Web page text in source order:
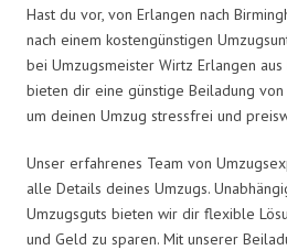
Hast du vor, von Erlangen nach
nach einem kostengünstigen
bei Umzugsmeister Wirtz Erlangen
bieten dir eine günstige Beiladung von
um deinen Umzug stressfrei und
Unser erfahrenes Team von
alle Details deines Umzugs.
Umzugsguts bieten wir dir flexible
und Geld zu sparen. Mit unserer